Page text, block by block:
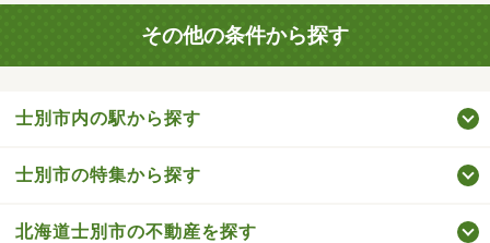
その他の条件から探す
士別市内の駅から探す
士別市の特集から探す
北海道士別市の不動産を探す